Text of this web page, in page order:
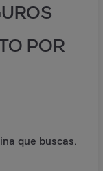
POR
que buscas.